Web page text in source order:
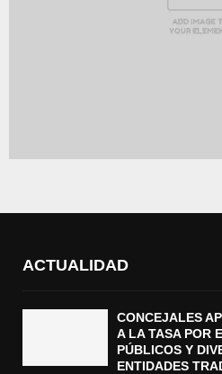
ACTUALIDAD
CONCEJALES
A LA TASA POR
PÚBLICOS Y
ENTIDADES